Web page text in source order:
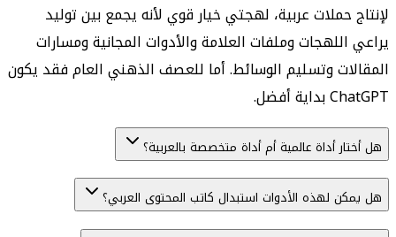
لإنتاج حملات عربية، لهجتي خيار قوي لأنه يجمع بين توليد
يراعي اللهجات وملفات العلامة والأدوات المجانية ومسارات
المقالات وتسليم الوسائط. أما للعصف الذهني العام فقد يكون
ChatGPT بداية أفضل.
هل أختار أداة عالمية أم أداة متخصصة بالعربية؟
هل يمكن لهذه الأدوات استبدال كاتب المحتوى العربي؟